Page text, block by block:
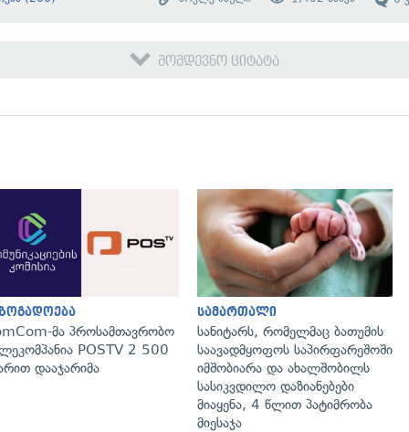
მომდევნო ციტატა
გადახედვა
მა პროსამთავრობო
POSTV 2 500
დააჯარიმა
სამართალი
სანიტარს, რომელმაც ბათუმის
საავადმყოფოს საპირფარეშოში
იმშობიარა და ახალშობილს
სასიკვდილო დაზიანებები
მიაყენა, 4 წლით პატიმრობა
მიესაჯა